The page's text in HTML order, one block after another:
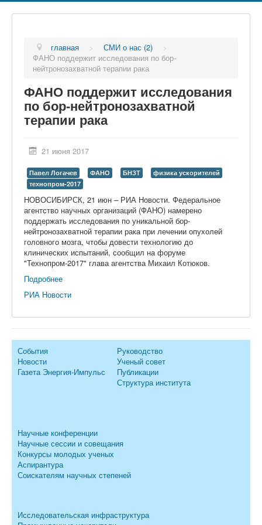
главная > СМИ о нас (2)
>
ФАНО поддержит исследования по бор-
нейтронозахватной терапии рака
ФАНО поддержит исследования
по бор-нейтронозахватной
терапии рака
21 июня 2017
Павел Логачев ФАНО БНЗТ
физика ускорителей
технопром-2017
НОВОСИБИРСК, 21 июн – РИА Новости. Федеральное
агентство научных организаций (ФАНО) намерено
поддержать исследования по уникальной бор-
нейтронозахватной терапии рака при лечении опухолей
головного мозга, чтобы довести технологию до
клинических испытаний, сообщил на форуме
"Технопром-2017" глава агентства Михаил Котюков.
Подробнее
РИА Новости
События
Новости
Газета Энергия-Импульс
Руководство
Ученый совет
Публикации
Структура института
Научные конференции
Научные сессии и совещания
Конкурсы молодых ученых
Аспирантура
Соискателям научных степеней
Исследовательская инфраструктура